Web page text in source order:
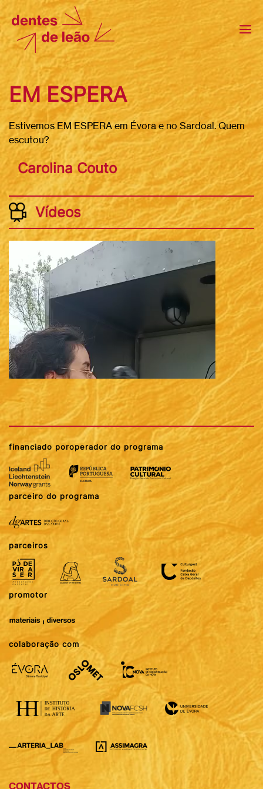
EM ESPERA
Estivemos EM ESPERA em Évora e no Sardoal. Quem
escutou?
Carolina Couto
Vídeos
financiado poroperador do programa
parceiro do programa
parceiros
promotor
colaboração com
CONTACTOS